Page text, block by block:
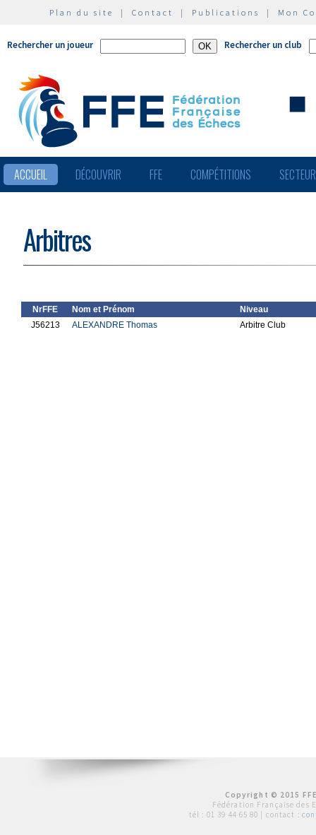
Plan du site | Contact | Publications | Mon
Rechercher un joueur Rechercher un club
ACCUEIL DÉCOUVRIR FFE COMPÉTITIONS
Arbitres
NrFFE Nom et Prénom
Niveau
J56213
ALEXANDRE Thomas Arbitre Club
Copyright © 2015
Fédération Française des
tél : 01 39 44 65 80 | contact :